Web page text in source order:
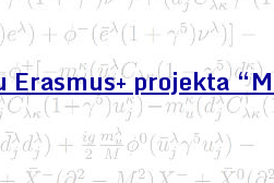
Erasmus+ projekta